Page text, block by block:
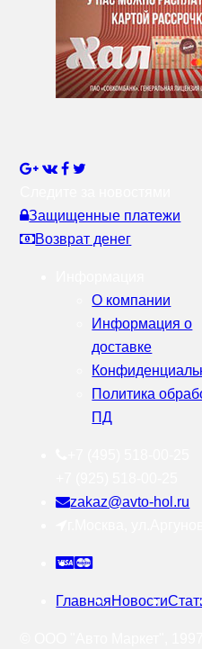
Защищенные платежи
Возврат денег
О компании
Информация о
доставке
Политика
ПД
zakaz@avto-hol.ru
ГлавнаяНовости